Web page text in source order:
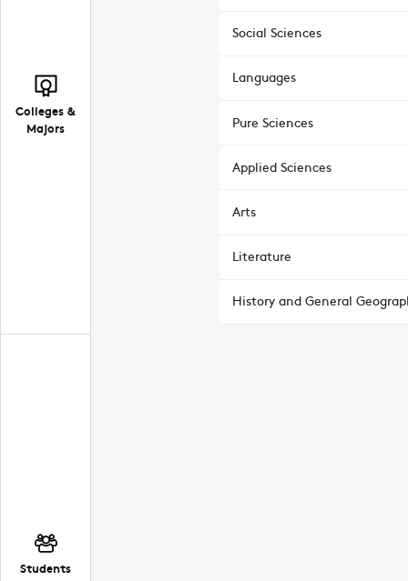
Colleges &
Majors
Students
Social Sciences
Languages
Pure Sciences
Applied Sciences
Arts
Literature
History and General